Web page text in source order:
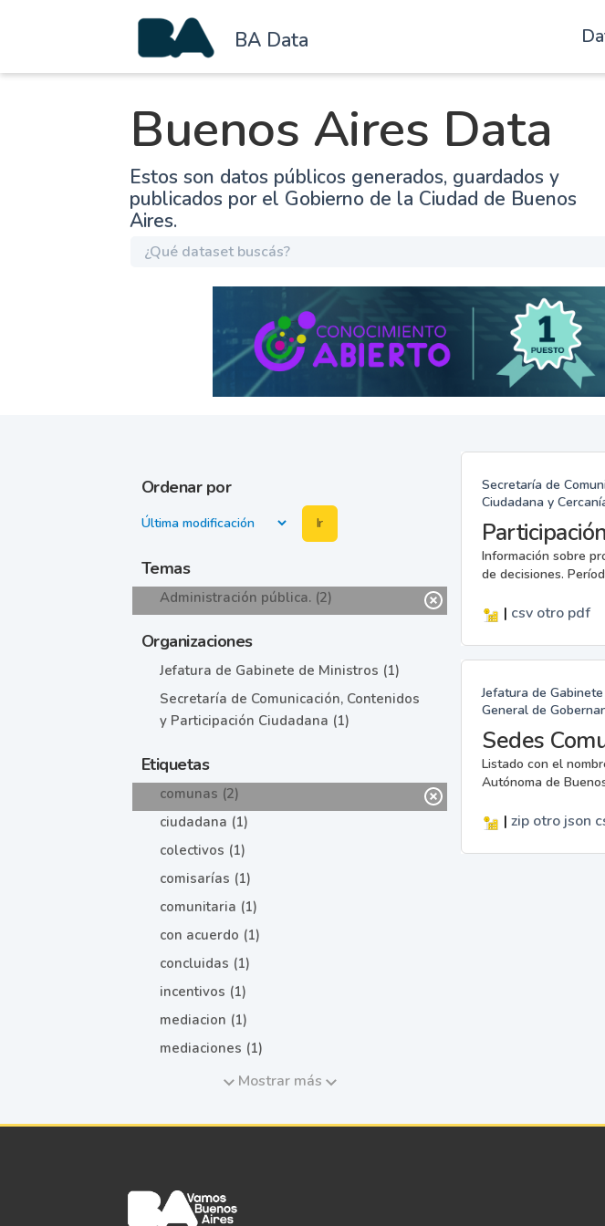
BA Data
Buenos Aires Data
Estos son datos públicos generados, guardados y
publicados por el Gobierno de la Ciudad de Buenos
Aires.
Ordenar por
Ir
Temas
Administración pública. (2)
Organizaciones
Jefatura de Gabinete de Ministros (1)
Secretaría de Comunicación, Contenidos
y Participación Ciudadana (1)
Etiquetas
comunas (2)
ciudadana (1)
colectivos (1)
comisarías (1)
comunitaria (1)
con acuerdo (1)
concluidas (1)
incentivos (1)
mediacion (1)
mediaciones (1)
Mostrar más
Secretaría de
Ciudadana y
Información sobre
de decisiones.
| csv otro pdf
Jefatura de
General de
Sedes
Listado con el
Autónoma de
| zip otrojson